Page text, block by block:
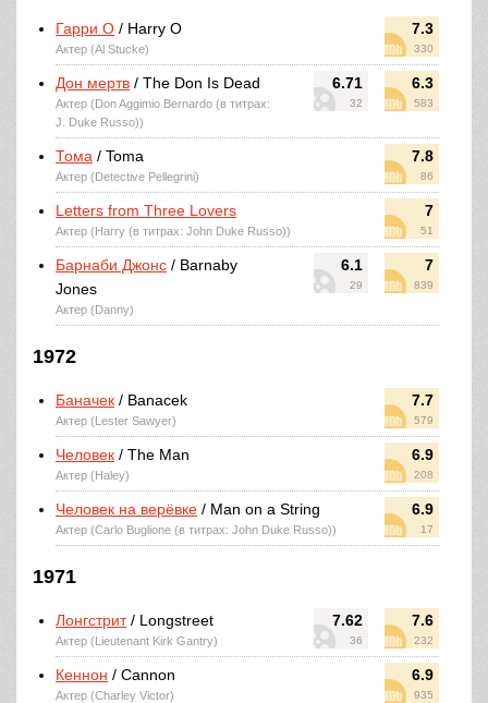
7.3
330
Гарри О / Harry O
Актер (Al Stucke)
6.71
32
6.3
583
Дон мертв / The Don Is Dead
Актер (Don Aggimio Bernardo (в титрах:
J. Duke Russo))
7.8
86
Тома / Toma
Актер (Detective Pellegrini)
7
51
Letters from Three Lovers
Актер (Harry (в титрах: John Duke Russo))
6.1
29
7
839
Барнаби Джонс / Barnaby
Jones
Актер (Danny)
1972
7.7
579
Баначек / Banacek
Актер (Lester Sawyer)
6.9
208
Человек / The Man
Актер (Haley)
6.9
17
Человек на верёвке / Man on a String
Актер (Carlo Buglione (в титрах: John Duke Russo))
1971
7.62
36
7.6
232
Лонгстрит/ Longstreet
Актер (Lieutenant Kirk Gantry)
6.9
935
Кеннон / Cannon
Актер (Charley Victor)